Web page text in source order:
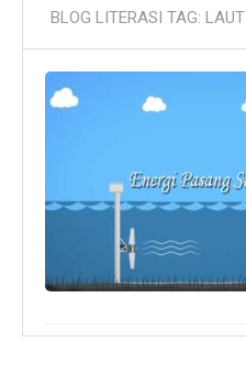
BLOG LITERASI TAG: LAUT